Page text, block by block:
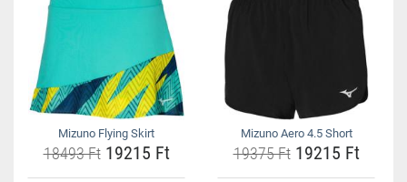
Mizuno Flying Skirt
18493 Ft19215 Ft
Mizuno Aero 4.5 Short
19375 Ft19215 Ft